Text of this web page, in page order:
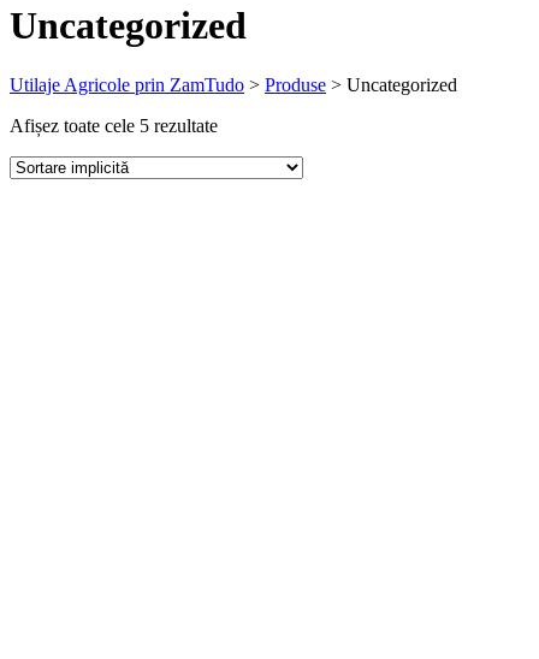
Uncategorized
Utilaje Agricole prin ZamTudo > Produse > Uncategorized
Afișez toate cele 5 rezultate